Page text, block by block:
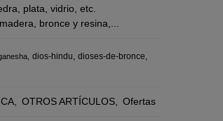
plata, vidrio, etc.
bronce y resina,...
dios-hindu dioses-de-bronce
OTROS ARTÍCULOS Ofertas